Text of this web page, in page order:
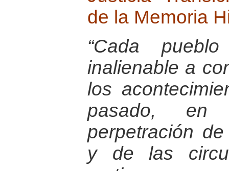
de la Memoria
“Cada
inalienable a
los
pasado,
perpetración
y de las